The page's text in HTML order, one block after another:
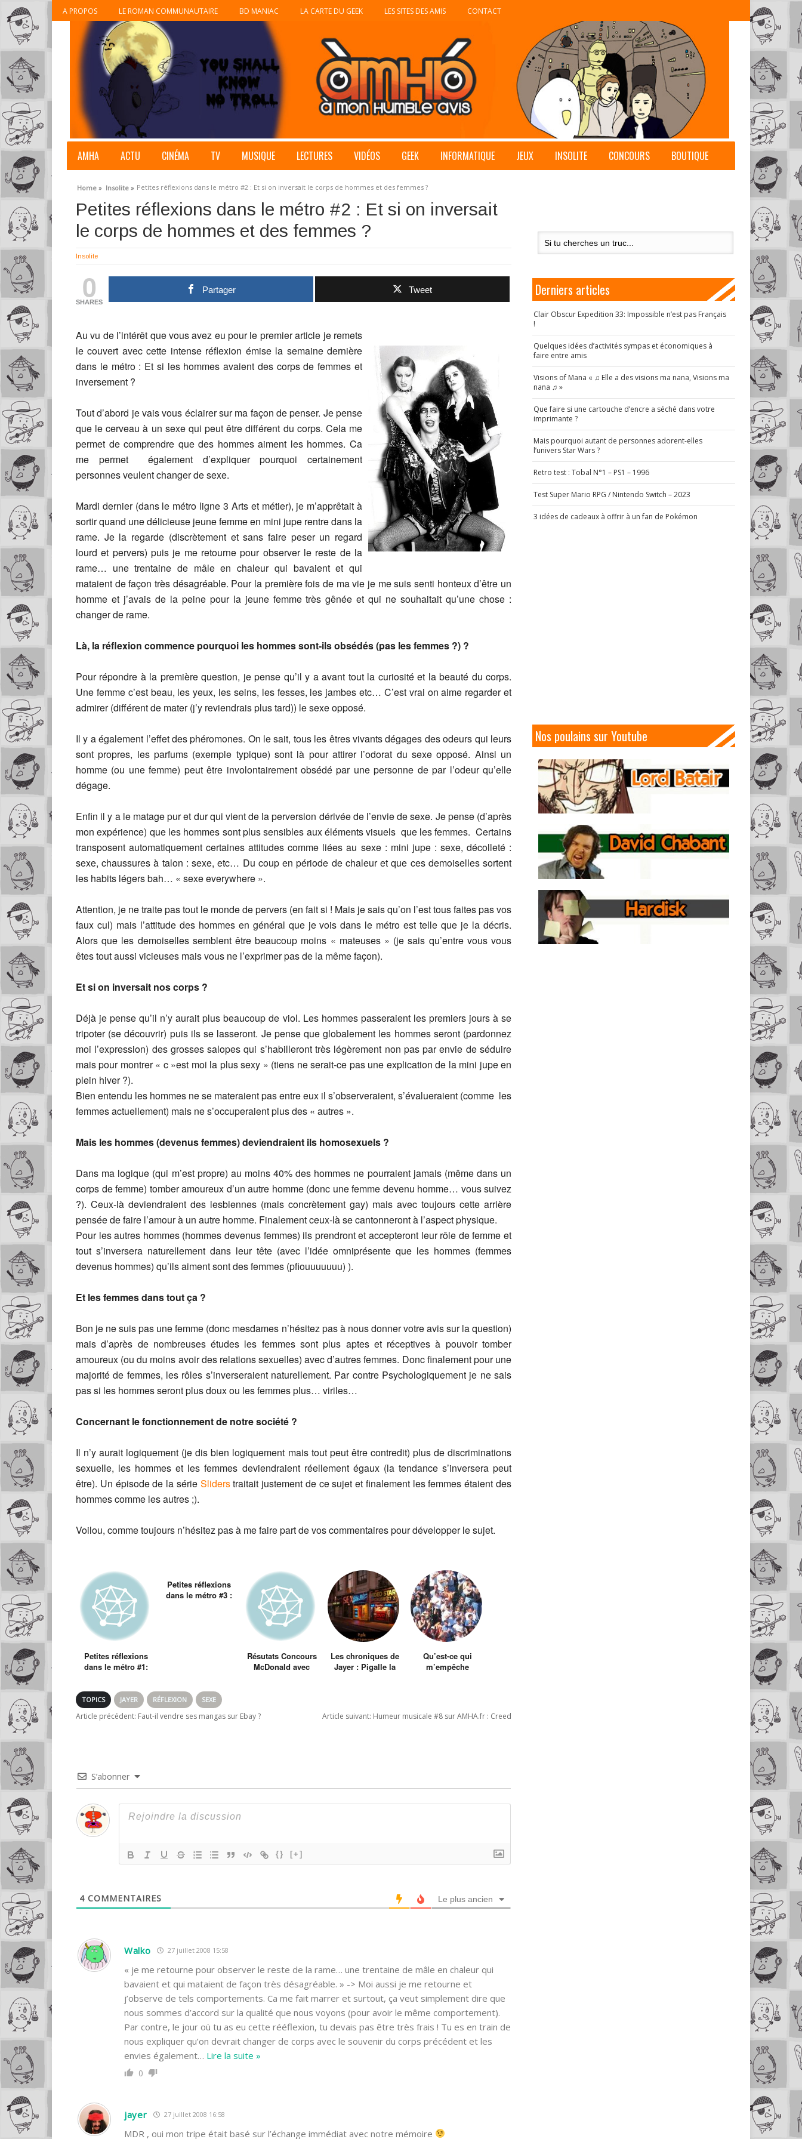
A PROPOS LE ROMAN COMMUNAUTAIRE BD MANIAC LA CARTE DU GEEK LES SITES DES AMIS CONTACT
AMHA ACTU CINÉMA TV MUSIQUE LECTURES VIDÉOS GEEK INFORMATIQUE JEUX INSOLITE CONCOURS BOUTIQUE
Home » Insolite » Petites réflexions dans le métro #2 : Et si on inversait le corps de hommes et des femmes ?
Petites réflexions dans le métro #2 : Et si on inversait
le corps de hommes et des femmes ?
Insolite
0
SHARES
Partager Tweet
Au vu de l’intérêt que vous avez eu pour le premier article je remets
le couvert avec cette intense réflexion émise la semaine dernière
dans le métro : Et si les hommes avaient des corps de femmes et
inversement ?
Tout d’abord je vais vous éclairer sur ma façon de penser. Je pense
que le cerveau à un sexe qui peut être différent du corps. Cela me
permet de comprendre que des hommes aiment les hommes. Ca
me permet également d’expliquer pourquoi certainement
personnes veulent changer de sexe.
Mardi dernier (dans le métro ligne 3 Arts et métier), je m’apprêtait à
sortir quand une délicieuse jeune femme en mini jupe rentre dans la
rame. Je la regarde (discrètement et sans faire peser un regard
lourd et pervers) puis je me retourne pour observer le reste de la
rame… une trentaine de mâle en chaleur qui bavaient et qui
mataient de façon très désagréable. Pour la première fois de ma vie je me suis senti honteux d’être un
homme et j’avais de la peine pour la jeune femme très gênée et qui ne souhaitait qu’une chose :
changer de rame.
Là, la réflexion commence pourquoi les hommes sont-ils obsédés (pas les femmes ?) ?
Pour répondre à la première question, je pense qu’il y a avant tout la curiosité et la beauté du corps.
Une femme c’est beau, les yeux, les seins, les fesses, les jambes etc… C’est vrai on aime regarder et
admirer (différent de mater (j’y reviendrais plus tard)) le sexe opposé.
Il y a également l’effet des phéromones. On le sait, tous les êtres vivants dégages des odeurs qui leurs
sont propres, les parfums (exemple typique) sont là pour attirer l’odorat du sexe opposé. Ainsi un
homme (ou une femme) peut être involontairement obsédé par une personne de par l’odeur qu’elle
dégage.
Enfin il y a le matage pur et dur qui vient de la perversion dérivée de l’envie de sexe. Je pense (d’après
mon expérience) que les hommes sont plus sensibles aux éléments visuels que les femmes. Certains
transposent automatiquement certaines attitudes comme liées au sexe : mini jupe : sexe, décolleté :
sexe, chaussures à talon : sexe, etc… Du coup en période de chaleur et que ces demoiselles sortent
les habits légers bah… « sexe everywhere ».
Attention, je ne traite pas tout le monde de pervers (en fait si ! Mais je sais qu’on l’est tous faites pas vos
faux cul) mais l’attitude des hommes en général que je vois dans le métro est telle que je la décris.
Alors que les demoiselles semblent être beaucoup moins « mateuses » (je sais qu’entre vous vous
êtes tout aussi vicieuses mais vous ne l’exprimer pas de la même façon).
Et si on inversait nos corps ?
Déjà je pense qu’il n’y aurait plus beaucoup de viol. Les hommes passeraient les premiers jours à se
tripoter (se découvrir) puis ils se lasseront. Je pense que globalement les hommes seront (pardonnez
moi l’expression) des grosses salopes qui s’habilleront très légèrement non pas par envie de séduire
mais pour montrer « c »est moi la plus sexy » (tiens ne serait-ce pas une explication de la mini jupe en
plein hiver ?).
Bien entendu les hommes ne se materaient pas entre eux il s’observeraient, s’évalueraient (comme les
femmes actuellement) mais ne s’occuperaient plus des « autres ».
Mais les hommes (devenus femmes) deviendraient ils homosexuels ?
Dans ma logique (qui m’est propre) au moins 40% des hommes ne pourraient jamais (même dans un
corps de femme) tomber amoureux d’un autre homme (donc une femme devenu homme… vous suivez
?). Ceux-là deviendraient des lesbiennes (mais concrètement gay) mais avec toujours cette arrière
pensée de faire l’amour à un autre homme. Finalement ceux-là se cantonneront à l’aspect physique.
Pour les autres hommes (hommes devenus femmes) ils prendront et accepteront leur rôle de femme et
tout s’inversera naturellement dans leur tête (avec l’idée omniprésente que les hommes (femmes
devenus hommes) qu’ils aiment sont des femmes (pfiouuuuuuu) ).
Et les femmes dans tout ça ?
Bon je ne suis pas une femme (donc mesdames n’hésitez pas à nous donner votre avis sur la question)
mais d’après de nombreuses études les femmes sont plus aptes et réceptives à pouvoir tomber
amoureux (ou du moins avoir des relations sexuelles) avec d’autres femmes. Donc finalement pour une
majorité de femmes, les rôles s’inverseraient naturellement. Par contre Psychologiquement je ne sais
pas si les hommes seront plus doux ou les femmes plus… viriles…
Concernant le fonctionnement de notre société ?
Il n’y aurait logiquement (je dis bien logiquement mais tout peut être contredit) plus de discriminations
sexuelle, les hommes et les femmes deviendraient réellement égaux (la tendance s’inversera peut
être). Un épisode de la série Sliderstraitait justement de ce sujet et finalement les femmes étaient des
hommes comme les autres ;).
Voilou, comme toujours n’hésitez pas à me faire part de vos commentaires pour développer le sujet.
Petites réflexions
dans le métro #1:
dieu que feriez
vous ?
Petites réflexions
dans le métro #3 :
Résutats Concours
McDonald avec
Les chroniques de
Jayer : Pigalle la
Qu’est-ce qui
m’empêche
TOPICS JAYER RÉFLEXION SEXE
Article précédent: Faut-il vendre ses mangas sur Ebay ? Article suivant: Humeur musicale #8 sur AMHA.fr : Creed
S’abonner
{} [+]
4 COMMENTAIRES Le plus ancien
Walko 27 juillet 2008 15:58
« je me retourne pour observer le reste de la rame… une trentaine de mâle en chaleur qui
bavaient et qui mataient de façon très désagréable. » -> Moi aussi je me retourne et
j’observe de tels comportements. Ca me fait marrer et surtout, ça veut simplement dire que
nous sommes d’accord sur la qualité que nous voyons (pour avoir le même comportement).
Par contre, le jour où tu as eu cette rééflexion, tu devais pas être très frais ! Tu es en train de
nous expliquer qu’on devrait changer de corps avec le souvenir du corps précédent et les
envies également… Lire la suite »
0
jayer 27 juillet 2008 16:58
MDR , oui mon tripe était basé sur l’échange immédiat avec notre mémoire
Derniers articles
Clair Obscur Expedition 33: Impossible n’est pas Français
!
Quelques idées d’activités sympas et économiques à
faire entre amis
Visions of Mana « ♫ Elle a des visions ma nana, Visions ma
nana ♫ »
Que faire si une cartouche d’encre a séché dans votre
imprimante ?
Mais pourquoi autant de personnes adorent-elles
l’univers Star Wars ?
Retro test : Tobal N°1 – PS1 – 1996
Test Super Mario RPG / Nintendo Switch – 2023
3 idées de cadeaux à offrir à un fan de Pokémon
Nos poulains sur Youtube